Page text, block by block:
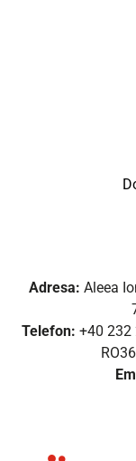
Adresa: Aleea
Telefon: +40 232